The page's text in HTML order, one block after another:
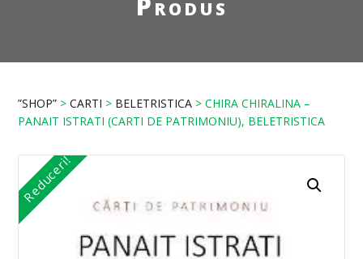
”SHOP” >CARTI > BELETRISTICA > CHIRA CHIRALINA –
PANAIT ISTRATI (CARTI DE PATRIMONIU), BELETRISTICA
Reduceri!